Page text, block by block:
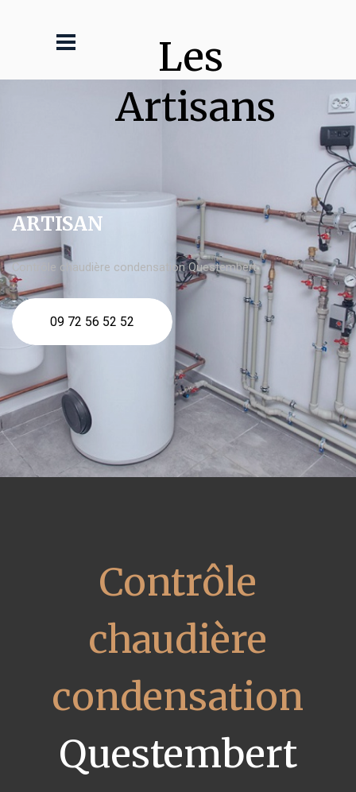
Les
Artisans
ARTISAN
Contrôle chaudière condensation Questembert
09 72 56 52 52
Contrôle
chaudière
condensation
Questembert